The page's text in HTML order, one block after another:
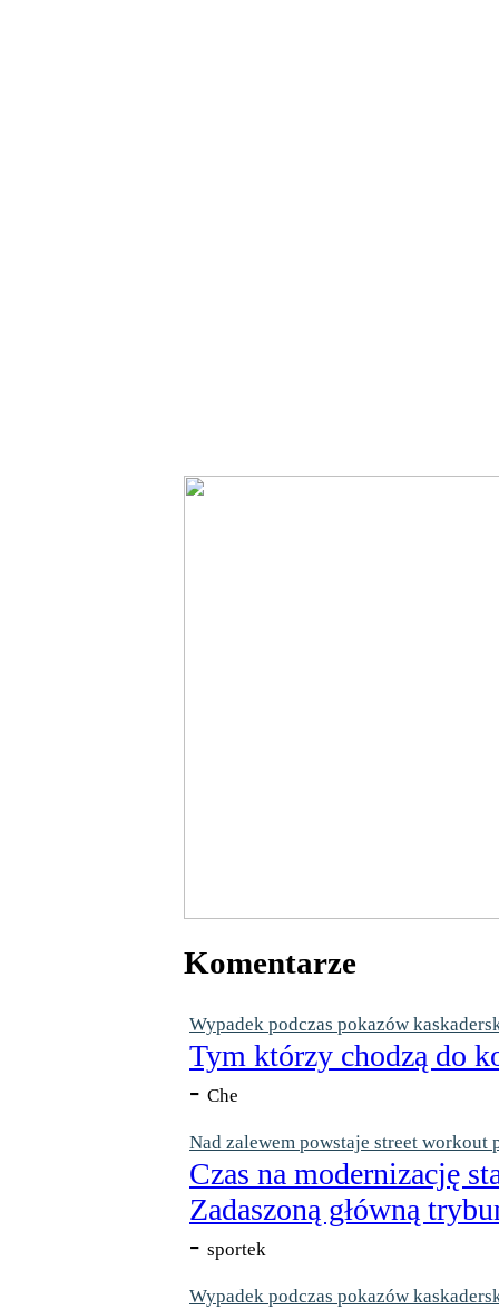
Komentarze
Wypadek podczas pokazów
Tym którzy chodzą do
- Che
Nad zalewem powstaje street workout
Czas na modernizację
Zadaszoną główną
- sportek
Wypadek podczas pokazów